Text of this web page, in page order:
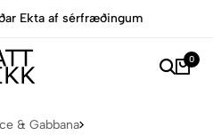
Ekta af sérfræðingum
0
& Gabbana